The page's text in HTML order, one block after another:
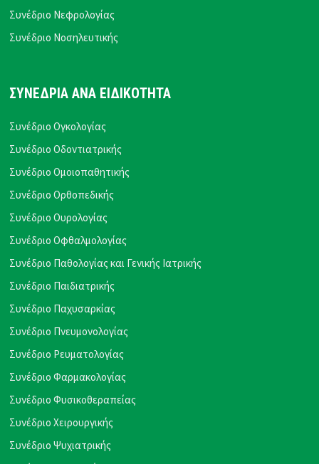
Συνέδριο Νεφρολογίας
Συνέδριο Νοσηλευτικής
ΣΥΝΕΔΡΙΑ ΑΝΑ ΕΙΔΙΚΟΤΗΤΑ
Συνέδριο Ογκολογίας
Συνέδριο Οδοντιατρικής
Συνέδριο Ομοιοπαθητικής
Συνέδριο Ορθοπεδικής
Συνέδριο Ουρολογίας
Συνέδριο Οφθαλμολογίας
Συνέδριο Παθολογίας και Γενικής Ιατρικής
Συνέδριο Παιδιατρικής
Συνέδριο Παχυσαρκίας
Συνέδριο Πνευμονολογίας
Συνέδριο Ρευματολογίας
Συνέδριο Φαρμακολογίας
Συνέδριο Φυσικοθεραπείας
Συνέδριο Χειρουργικής
Συνέδριο Ψυχιατρικής